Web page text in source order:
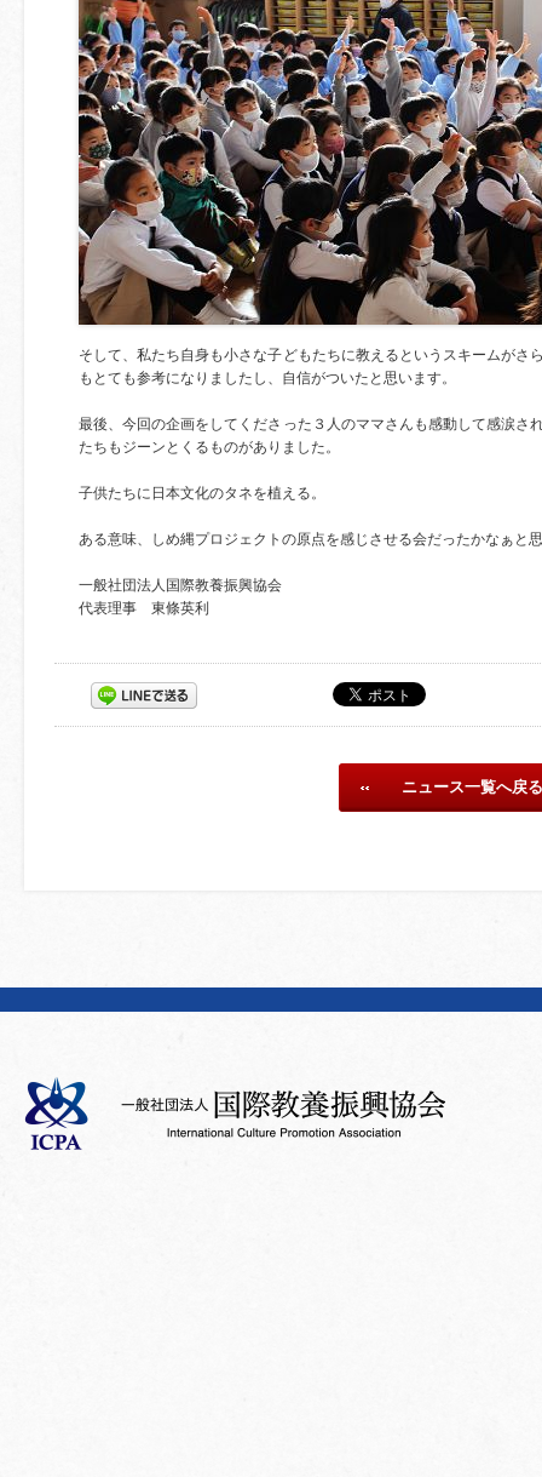
そして、私たち自身も小さな子どもたちに教えるというスキームがさ
もとても参考になりましたし、自信がついたと思います。
最後、今回の企画をしてくださった３人のママさんも感動して感涙さ
たちもジーンとくるものがありました。
子供たちに日本文化のタネを植える。
ある意味、しめ縄プロジェクトの原点を感じさせる会だったかなぁと
一般社団法人国際教養振興協会
代表理事 東條英利
ニュース一覧へ戻る